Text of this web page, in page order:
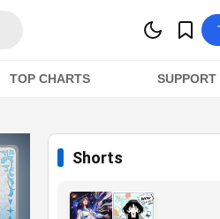
TOP CHARTS SUPPORT
Shorts